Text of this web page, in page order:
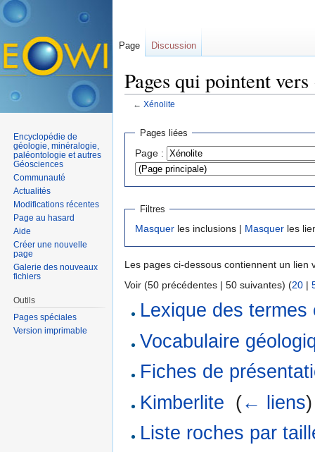
Pages qui pointent
← Xénolite
Pages liées
Page :
Filtres
Masquer les inclusions | Masquer les
Les pages ci-dessous contiennent un lien
Voir (50 précédentes | 50 suivantes) (20 |
Lexique des
Vocabulaire
Fiches de
Kimberlite (← liens)
Liste roches par
Page Discussion
Encyclopédie de
géologie, minéralogie,
paléontologie et autres
Géosciences
Communauté
Actualités
Modifications récentes
Page au hasard
Aide
Créer une nouvelle
page
Galerie des nouveaux
fichiers
Outils
Pages spéciales
Version imprimable